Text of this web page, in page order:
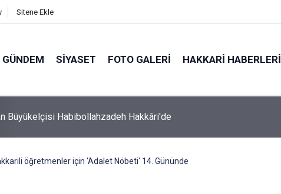
Sitene Ekle
GÜNDEM SIYASET FOTO GALERI HAKKARI HABERLERI
Milletvekili Bartın Maden haberimizi meclise taşıdı
öğretmenler için ‘Adalet Nöbeti' 14. Gününde